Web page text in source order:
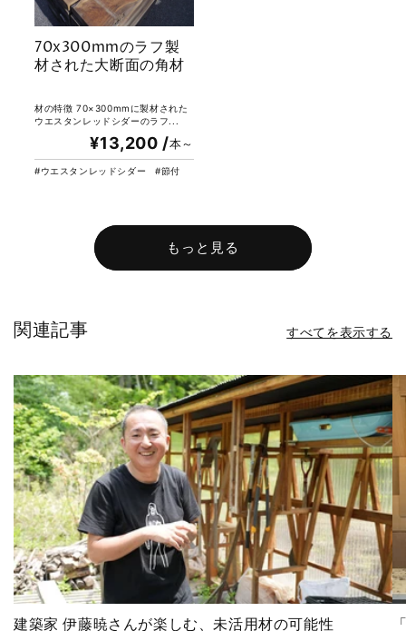
70x300mmのラフ製
材された大断面の角材
材の特徴 70×300mmに製材された
ウエスタンレッドシダーのラフ...
¥13,200 /本～
ウエスタンレッドシダー 節付
もっと見る
関連記事 すべてを表示する
建築家 伊藤暁さんが楽しむ、未活用材の可能性